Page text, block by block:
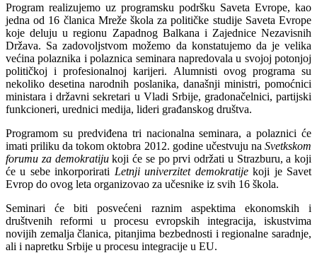
Program realizujemo uz programsku podršku Saveta Evrope, kao
jedna od 16 članica Mreže škola za političke studije Saveta Evrope
koje deluju u regionu Zapadnog Balkana i Zajednice Nezavisnih
Država. Sa zadovoljstvom možemo da konstatujemo da je velika
većina polaznika i polaznica seminara napredovala u svojoj potonjoj
političkoj i profesionalnoj karijeri. Alumnisti ovog programa su
nekoliko desetina narodnih poslanika, današnji ministri, pomoćnici
ministara i državni sekretari u Vladi Srbije, gradonačelnici, partijski
funkcioneri, urednici medija, lideri građanskog društva.
Programom su predviđena tri nacionalna seminara, a polaznici će
imati priliku da tokom oktobra 2012. godine učestvuju na Svetkskom
forumu za demokratijukoji će se po prvi održati u Strazburu, a koji
će u sebe inkorporirati Letnji univerzitet demokratijekoji je Savet
Evrop do ovog leta organizovao za učesnike iz svih 16 škola.
Seminari će biti posvećeni raznim aspektima ekonomskih i
društvenih reformi u procesu evropskih integracija, iskustvima
novijih zemalja članica, pitanjima bezbednosti i regionalne saradnje,
ali i napretku Srbije u procesu integracije u EU.